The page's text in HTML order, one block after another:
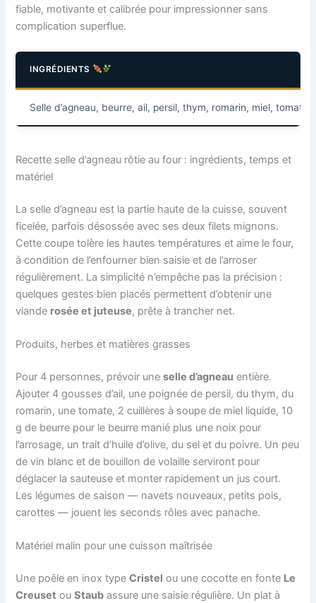
fiable, motivante et calibrée pour impressionner sans
complication superflue.
INGRÉDIENTS
Selle d’agneau, beurre, ail, persil, thym, romarin, miel,
Recette selle d’agneau rôtie au four : ingrédients, temps et
matériel
La selle d’agneau est la partie haute de la cuisse, souvent
ficelée, parfois désossée avec ses deux filets mignons.
Cette coupe tolère les hautes températures et aime le four,
à condition de l’enfourner bien saisie et de l’arroser
régulièrement. La simplicité n’empêche pas la précision :
quelques gestes bien placés permettent d’obtenir une
viande rosée et juteuse, prête à trancher net.
Produits, herbes et matières grasses
Pour 4 personnes, prévoir uneselle d’agneau entière.
Ajouter 4 gousses d’ail, une poignée de persil, du thym, du
romarin, une tomate, 2 cuillères à soupe de miel liquide, 10
g de beurre pour le beurre manié plus une noix pour
l’arrosage, un trait d’huile d’olive, du sel et du poivre. Un peu
de vin blanc et de bouillon de volaille serviront pour
déglacer la sauteuse et monter rapidement un jus court.
Les légumes de saison — navets nouveaux, petits pois,
carottes — jouent les seconds rôles avec panache.
Matériel malin pour une cuisson maîtrisée
Une poêle en inox typeCristel ou une cocotte en fonte Le
Creuset ouStaub assure une saisie régulière. Un plat à